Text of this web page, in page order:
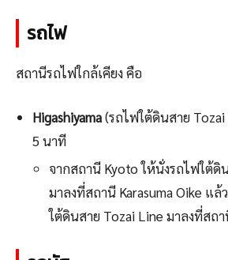
รถไฟ
สถานีรถไฟใกล้เคียง คือ
Higashiyama(รถไฟใต้ดินสาย
5 นาที
จากสถานี Kyoto ให้นั่งรถไฟใต้ดิ
มาลงที่สถานี Karasuma Oike แ
ใต้ดินสาย Tozai Line มาลงที่สถา